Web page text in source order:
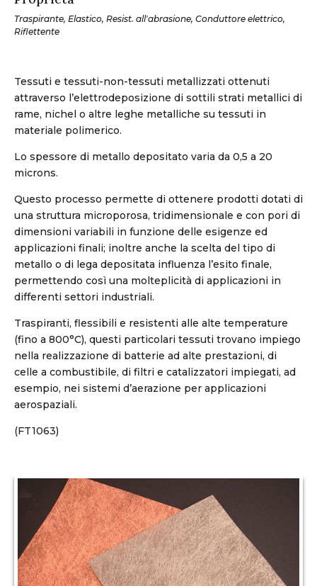
Traspirante, Elastico, Resist. all'abrasione, Conduttore elettrico,
Riflettente
Tessuti e tessuti-non-tessuti metallizzati ottenuti
attraverso l’elettrodeposizione di sottili strati metallici di
rame, nichel o altre leghe metalliche su tessuti in
materiale polimerico.
Lo spessore di metallo depositato varia da 0,5 a 20
microns.
Questo processo permette di ottenere prodotti dotati di
una struttura microporosa, tridimensionale e con pori di
dimensioni variabili in funzione delle esigenze ed
applicazioni finali; inoltre anche la scelta del tipo di
metallo o di lega depositata influenza l’esito finale,
permettendo così una molteplicità di applicazioni in
differenti settori industriali.
Traspiranti, flessibili e resistenti alle alte temperature
(fino a 800°C), questi particolari tessuti trovano impiego
nella realizzazione di batterie ad alte prestazioni, di
celle a combustibile, di filtri e catalizzatori impiegati, ad
esempio, nei sistemi d’aerazione per applicazioni
aerospaziali.
(FT1063)